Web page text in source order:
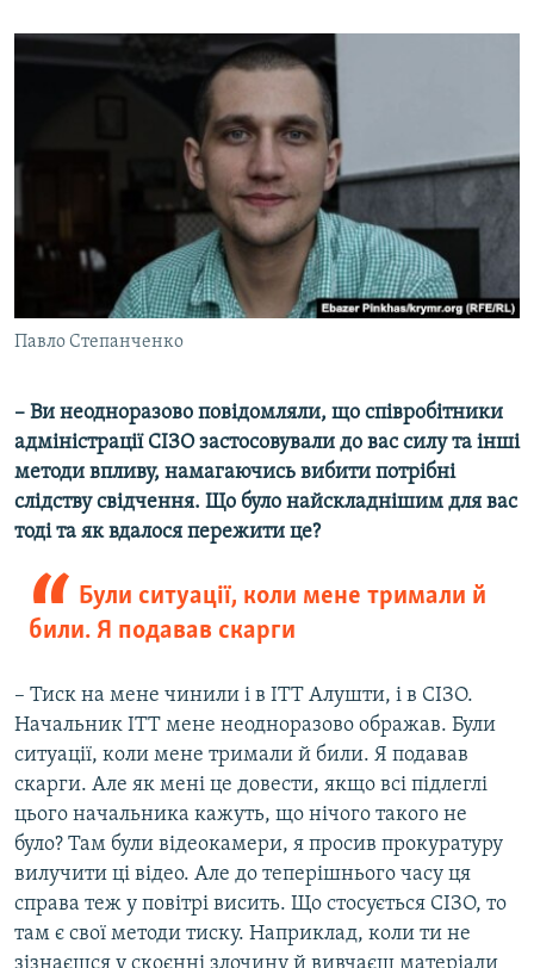
Павло Степанченко
– Ви неодноразово повідомляли, що співробітники
адміністрації СІЗО застосовували до вас силу та інші
методи впливу, намагаючись вибити потрібні
слідству свідчення. Що було найскладнішим для вас
тоді та як вдалося пережити це?​
Були ситуації, коли мене тримали й
били. Я подавав скарги
– Тиск на мене чинили і в ІТТ Алушти, і в СІЗО.
Начальник ІТТ мене неодноразово ображав. Були
ситуації, коли мене тримали й били. Я подавав
скарги. Але як мені це довести, якщо всі підлеглі
цього начальника кажуть, що нічого такого не
було? Там були відеокамери, я просив прокуратуру
вилучити ці відео. Але до теперішнього часу ця
справа теж у повітрі висить. Що стосується СІЗО, то
там є свої методи тиску. Наприклад, коли ти не